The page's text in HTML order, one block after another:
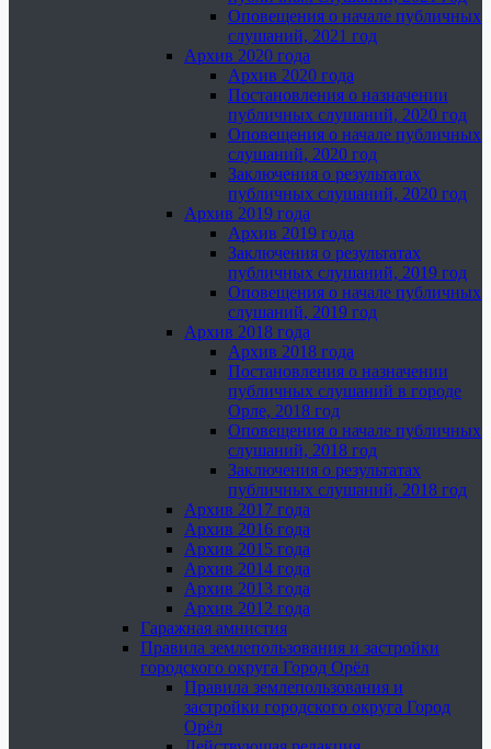
Оповещения о начале публичных
слушаний, 2021 год
Архив 2020 года
Архив 2020 года
Постановления о назначении
публичных слушаний, 2020 год
Оповещения о начале публичных
слушаний, 2020 год
Заключения о результатах
публичных слушаний, 2020 год
Архив 2019 года
Архив 2019 года
Заключения о результатах
публичных слушаний, 2019 год
Оповещения о начале публичных
слушаний, 2019 год
Архив 2018 года
Архив 2018 года
Постановления о назначении
публичных слушаний в городе
Орле, 2018 год
Оповещения о начале публичных
слушаний, 2018 год
Заключения о результатах
публичных слушаний, 2018 год
Архив 2017 года
Архив 2016 года
Архив 2015 года
Архив 2014 года
Архив 2013 года
Архив 2012 года
Гаражная амнистия
Правила землепользования и застройки
городского округа Город Орёл
Правила землепользования и
застройки городского округа Город
Орёл